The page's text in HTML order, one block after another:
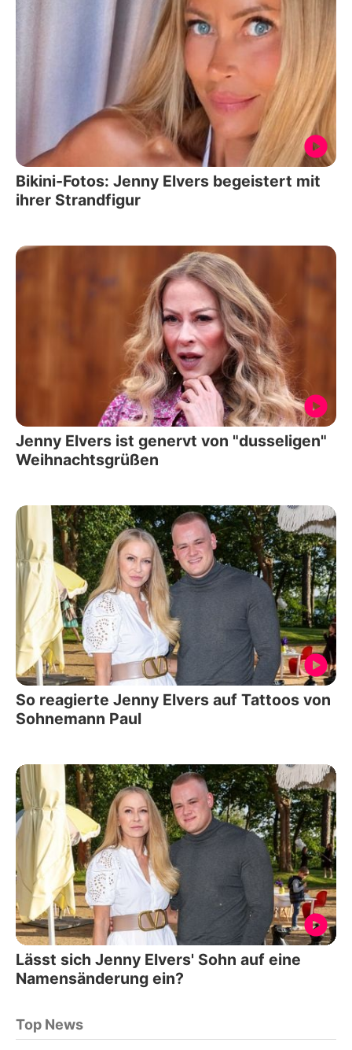
Bikini-Fotos: Jenny Elvers begeistert mit
ihrer Strandfigur
Jenny Elvers ist genervt von "dusseligen"
Weihnachtsgrüßen
So reagierte Jenny Elvers auf Tattoos von
Sohnemann Paul
Lässt sich Jenny Elvers' Sohn auf eine
Namensänderung ein?
Top News